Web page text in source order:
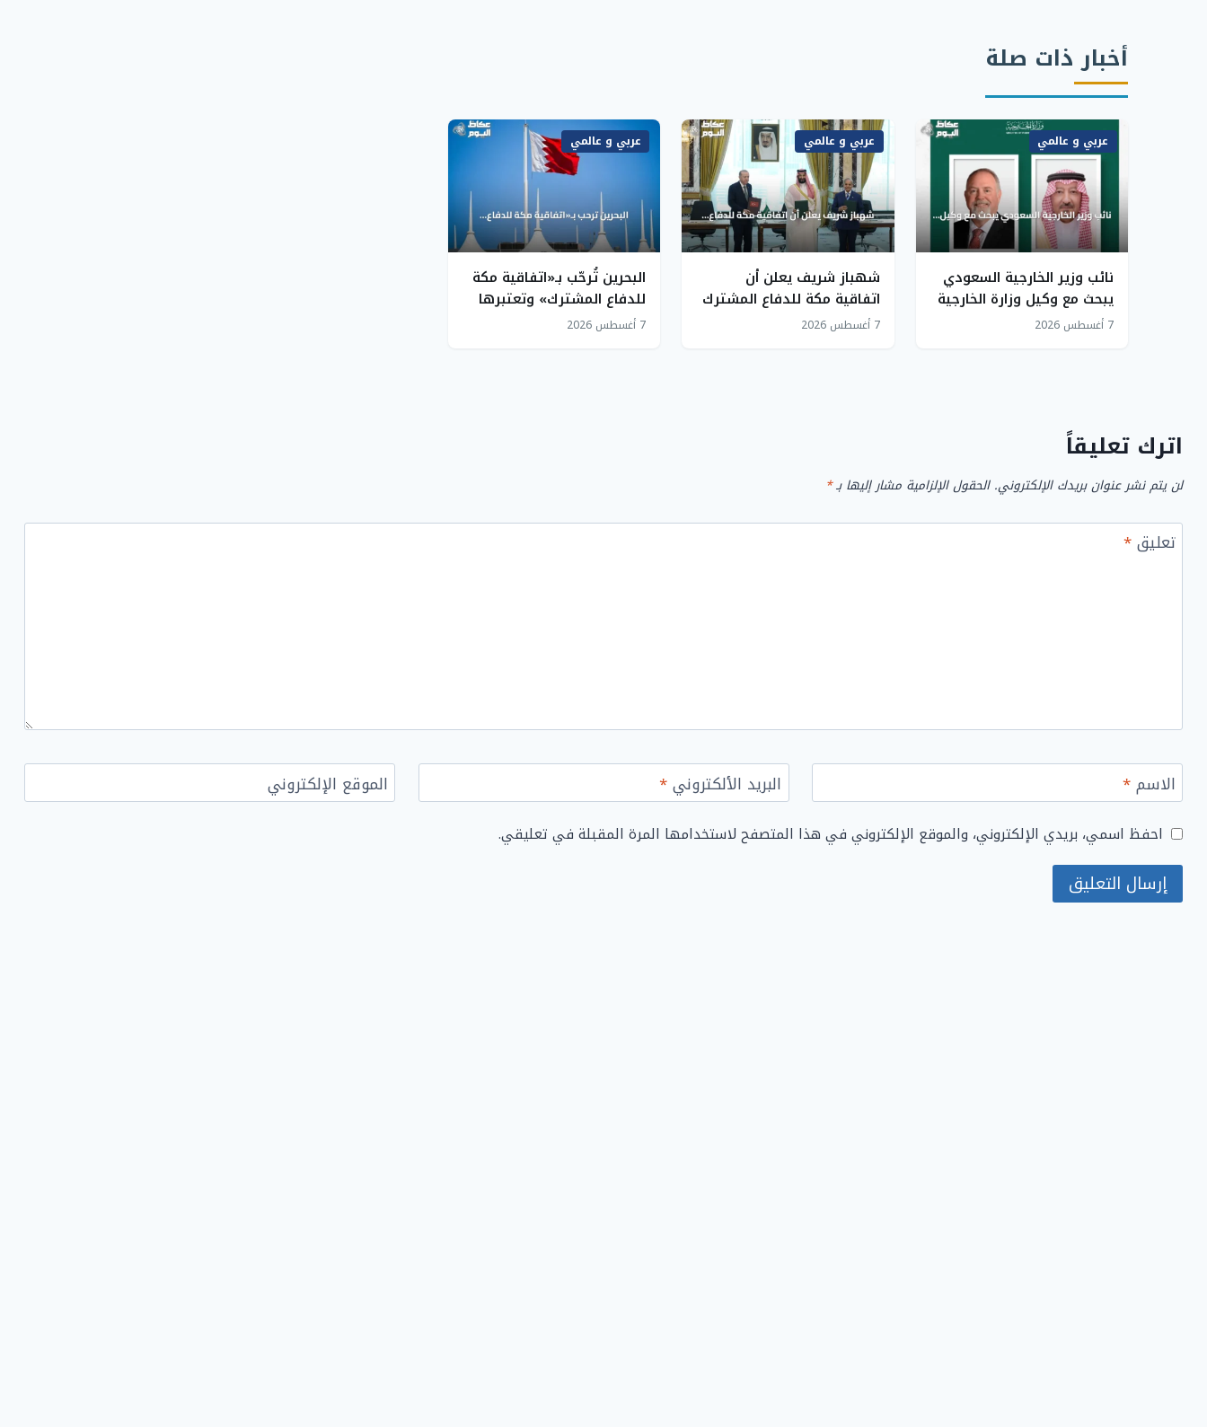
أخبار ذات صلة
عربي و عالمي
نائب وزير الخارجية السعودي
يبحث مع وكيل وزارة الخارجية
الأمريكية العلاقات الثنائية
7 أغسطس 2026
عربي و عالمي
شهباز شريف يعلن أن
اتفاقية مكة للدفاع المشترك
ستشكل درعاً للسلام للأجيال
7 أغسطس 2026
عربي و عالمي
البحرين تُرحّب بـ«اتفاقية مكة
للدفاع المشترك» وتعتبرها
تعزيزاً للأمن الإقليمي
7 أغسطس 2026
اترك تعليقاً
لن يتم نشر عنوان بريدك الإلكتروني. الحقول الإلزامية مشار إليها بـ*
تعليق*
الاسم* البريد الألكتروني* الموقع الإلكتروني
احفظ اسمي، بريدي الإلكتروني، والموقع الإلكتروني في هذا المتصفح لاستخدامها المرة المقبلة في تعليقي.